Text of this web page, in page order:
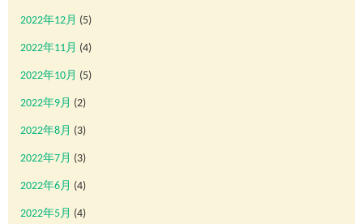
2022年12月 (5)
2022年11月 (4)
2022年10月 (5)
2022年9月 (2)
2022年8月 (3)
2022年7月 (3)
2022年6月 (4)
2022年5月 (4)